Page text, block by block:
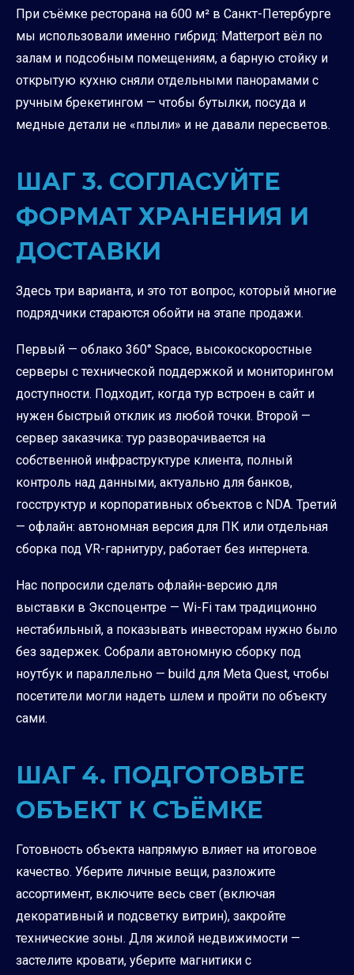
При съёмке ресторана на 600 м² в Санкт-Петербурге
мы использовали именно гибрид: Matterport вёл по
залам и подсобным помещениям, а барную стойку и
открытую кухню сняли отдельными панорамами с
ручным брекетингом — чтобы бутылки, посуда и
медные детали не «плыли» и не давали пересветов.
ШАГ 3. СОГЛАСУЙТЕ
ФОРМАТ ХРАНЕНИЯ И
ДОСТАВКИ
Здесь три варианта, и это тот вопрос, который многие
подрядчики стараются обойти на этапе продажи.
Первый — облако 360° Space, высокоскоростные
серверы с технической поддержкой и мониторингом
доступности. Подходит, когда тур встроен в сайт и
нужен быстрый отклик из любой точки. Второй —
сервер заказчика: тур разворачивается на
собственной инфраструктуре клиента, полный
контроль над данными, актуально для банков,
госструктур и корпоративных объектов с NDA. Третий
— офлайн: автономная версия для ПК или отдельная
сборка под VR-гарнитуру, работает без интернета.
Нас попросили сделать офлайн-версию для
выставки в Экспоцентре — Wi-Fi там традиционно
нестабильный, а показывать инвесторам нужно было
без задержек. Собрали автономную сборку под
ноутбук и параллельно — build для Meta Quest, чтобы
посетители могли надеть шлем и пройти по объекту
сами.
ШАГ 4. ПОДГОТОВЬТЕ
ОБЪЕКТ К СЪЁМКЕ
Готовность объекта напрямую влияет на итоговое
качество. Уберите личные вещи, разложите
ассортимент, включите весь свет (включая
декоративный и подсветку витрин), закройте
технические зоны. Для жилой недвижимости —
застелите кровати, уберите магнитики с